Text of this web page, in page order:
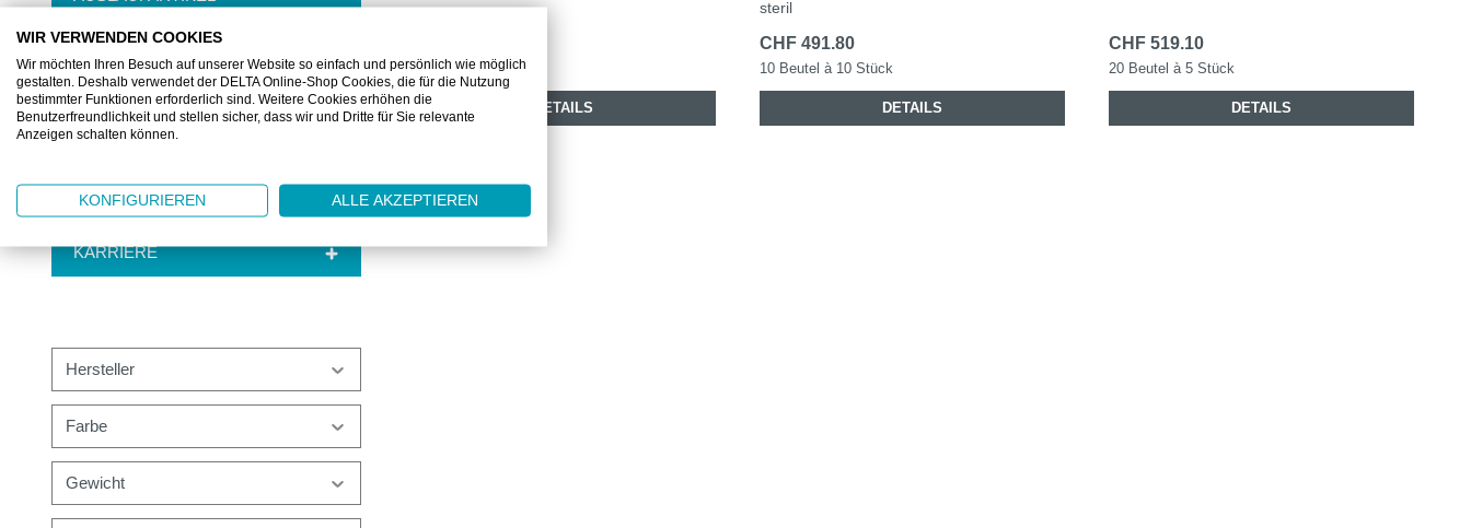
BRANCHEN
ANWENDUNGEN
ÜBER DELTA
KARRIERE
Hersteller
Farbe
Gewicht
20 Beutel à 5 Stück
DETAILS
steril
CHF 491.80
10 Beutel à 10 Stück
DETAILS
CHF 519.10
20 Beutel à 5 Stück
DETAILS
WIR VERWENDEN COOKIES
Wir möchten Ihren Besuch auf unserer Website so einfach und persönlich wie möglich
gestalten. Deshalb verwendet der DELTA Online-Shop Cookies, die für die Nutzung
bestimmter Funktionen erforderlich sind. Weitere Cookies erhöhen die
Benutzerfreundlichkeit und stellen sicher, dass wir und Dritte für Sie relevante
Anzeigen schalten können.
KONFIGURIEREN ALLE AKZEPTIEREN